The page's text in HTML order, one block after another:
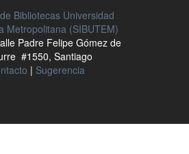
Bibliotecas Universidad
Metropolitana (SIBUTEM)
Padre Felipe Gómez de
#1550, Santiago
| Sugerencia